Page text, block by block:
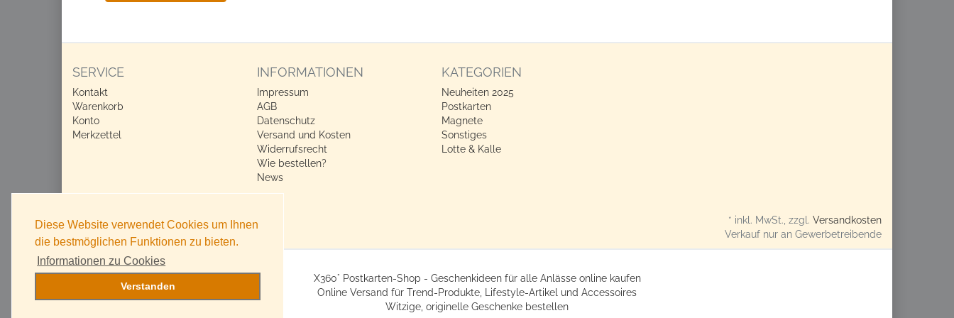
SERVICE
Kontakt
Warenkorb
Konto
Merkzettel
INFORMATIONEN
Impressum
AGB
Datenschutz
Versand und Kosten
Widerrufsrecht
Wie bestellen?
News
KATEGORIEN
Neuheiten 2025
Postkarten
Magnete
Sonstiges
Lotte & Kalle
* inkl. MwSt., zzgl. Versandkosten
Verkauf nur an Gewerbetreibende
X360° Postkarten-Shop - Geschenkideen für alle Anlässe online kaufen
Online Versand für Trend-Produkte, Lifestyle-Artikel und Accessoires
Witzige, originelle Geschenke bestellen
Diese Website verwendet Cookies um Ihnen
die bestmöglichen Funktionen zu bieten.
Informationen zu Cookies
Verstanden